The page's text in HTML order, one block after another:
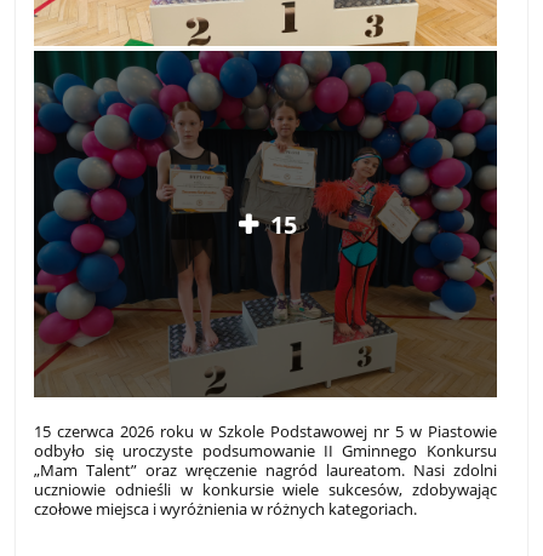
15
15 czerwca 2026 roku w Szkole Podstawowej nr 5 w Piastowie
odbyło się uroczyste podsumowanie II Gminnego Konkursu
„Mam Talent” oraz wręczenie nagród laureatom. Nasi zdolni
uczniowie odnieśli w konkursie wiele sukcesów, zdobywając
czołowe miejsca i wyróżnienia w różnych kategoriach.